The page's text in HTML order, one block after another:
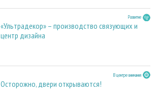
Развитие
«Ультрадекор» – производство связующих и
центр дизайна
В центре внимания
Осторожно, двери открываются!